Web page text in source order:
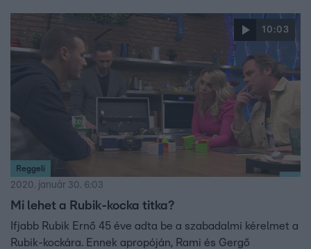
10:03
Reggeli
2020. január 30. 6:03
Mi lehet a Rubik-kocka titka?
Ifjabb Rubik Ernő 45 éve adta be a szabadalmi kérelmet a
Rubik-kockára. Ennek apropóján, Rami és Gergő